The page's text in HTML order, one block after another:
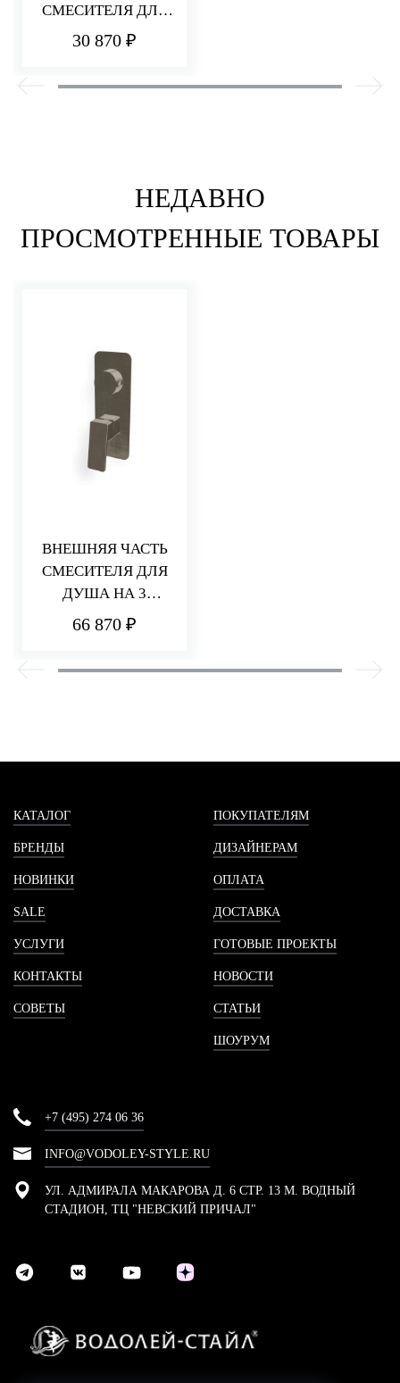
СМЕСИТЕЛЯ ДЛЯ
ДУША НА 2/3
30 870 ₽
НЕДАВНО
ПРОСМОТРЕННЫЕ ТОВАРЫ
ВНЕШНЯЯ ЧАСТЬ
СМЕСИТЕЛЯ ДЛЯ
ДУША НА 3
ПОТРЕБИТЕЛЯ
66 870 ₽
КАТАЛОГ
БРЕНДЫ
НОВИНКИ
SALE
УСЛУГИ
КОНТАКТЫ
СОВЕТЫ
ПОКУПАТЕЛЯМ
ДИЗАЙНЕРАМ
ОПЛАТА
ДОСТАВКА
ГОТОВЫЕ ПРОЕКТЫ
НОВОСТИ
СТАТЬИ
ШОУРУМ
+7 (495) 274 06 36
INFO@VODOLEY-STYLE.RU
УЛ. АДМИРАЛА МАКАРОВА Д. 6 СТР. 13 М. ВОДНЫЙ
СТАДИОН, ТЦ "НЕВСКИЙ ПРИЧАЛ"